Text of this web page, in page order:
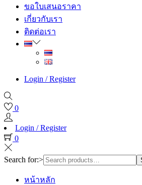
ขอใบเสนอราคา
เกี่ยวกับเรา
ติดต่อเรา
Login / Register
0
Login / Register
0
Search for:>
หน้าหลัก